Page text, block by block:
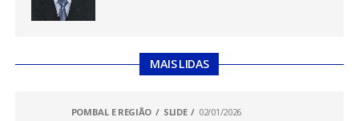
MAIS LIDAS
POMBAL E REGIÃO SLIDE 02/01/2026